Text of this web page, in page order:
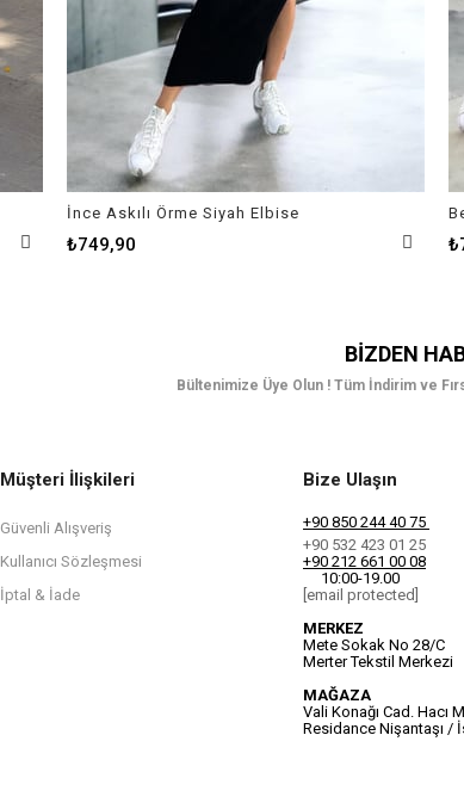
İnce Askılı Örme Siyah Elbise
₺749,90
BIZDEN
Bültenimize Üye Olun ! Tüm İndirim ve
Müşteri İlişkileri
Güvenli Alışveriş
Kullanıcı Sözleşmesi
İptal & İade
Bize Ulaşın
+90 850 244 40 75
+90 532 423 01 25
+90 212 661 00 08
10:00-19.00
[email protected]
MERKEZ
Mete Sokak No 28/C
Merter Tekstil Merkezi
MAĞAZA
Vali Konağı Cad. Hacı
Residance Nişantaşı /